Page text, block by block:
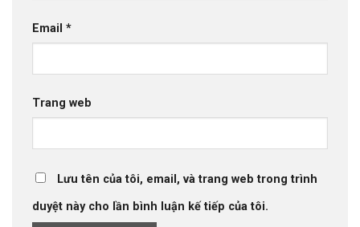
Email *
Trang web
Lưu tên của tôi, email, và trang web trong trình
duyệt này cho lần bình luận kế tiếp của tôi.